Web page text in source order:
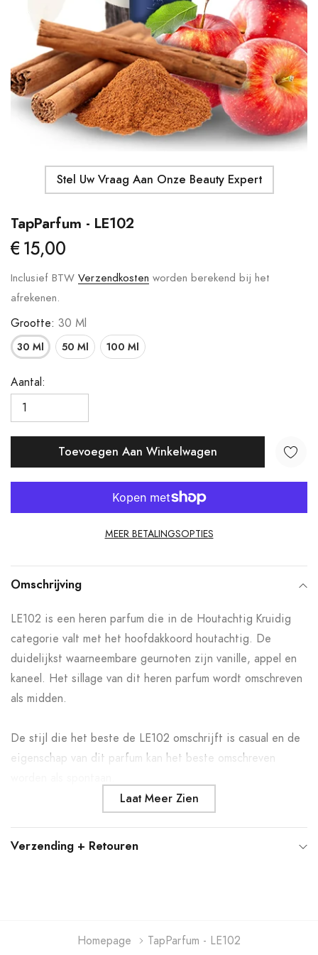
Stel Uw Vraag Aan Onze Beauty Expert
TapParfum - LE102
€15,00
Inclusief BTW Verzendkosten worden berekend bij het
afrekenen.
Grootte: 30 Ml
30 Ml 50 Ml 100 Ml
Aantal:
Toevoegen Aan Winkelwagen
MEER BETALINGSOPTIES
toegevoegen
uw
winkelwagen
Omschrijving
LE102 is een heren parfum die in de Houtachtig Kruidig
categorie valt met het hoofdakkoord houtachtig. De
duidelijkst waarneembare geurnoten zijn vanille, appel en
kaneel. Het sillage van dit heren parfum wordt omschreven
als midden.
De stijl die het beste de LE102 omschrijft is casual en de
eigenschap van dit parfum kan het beste omschreven
Laat Meer Zien
Verzending + Retouren
Homepage TapParfum - LE102
Moroccanoil - Body Butter
€41,00
Details